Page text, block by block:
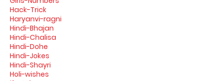
Hack-Trick
Haryanvi-ragni
Hindi-Bhajan
Hindi-Chalisa
Hindi-Dohe
Hindi-Jokes
Hindi-Shayri
Holi-wishes